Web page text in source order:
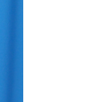
мінеральних
з ладу
самоочищення
Майстри нашої
причини